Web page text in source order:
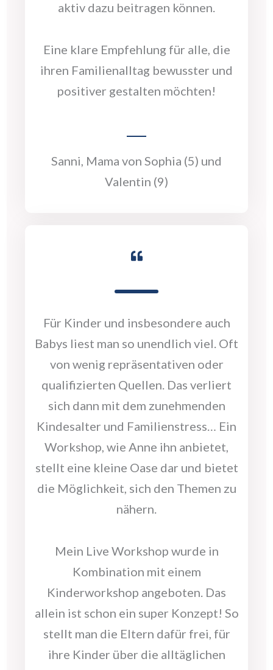
aktiv dazu beitragen können.
Eine klare Empfehlung für alle, die
ihren Familienalltag bewusster und
positiver gestalten möchten!
Sanni, Mama von Sophia (5) und
Valentin (9)
Für Kinder und insbesondere auch
Babys liest man so unendlich viel. Oft
von wenig repräsentativen oder
qualifizierten Quellen. Das verliert
sich dann mit dem zunehmenden
Kindesalter und Familienstress… Ein
Workshop, wie Anne ihn anbietet,
stellt eine kleine Oase dar und bietet
die Möglichkeit, sich den Themen zu
nähern.
Mein Live Workshop wurde in
Kombination mit einem
Kinderworkshop angeboten. Das
allein ist schon ein super Konzept! So
stellt man die Eltern dafür frei, für
ihre Kinder über die alltäglichen